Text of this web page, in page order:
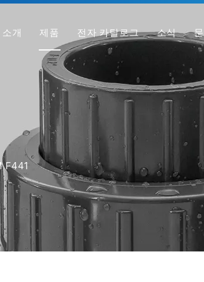
개
회사 프로필
우리가 다른 이유
샘플 받기
제품
PVC 파이프
PVC 피팅
PVC 밸브
투명 PVC 파이프/피팅/밸브
HT-PVC 파이프/피팅/밸브
PPH 파이프
PPH 피팅
PPH 밸브
전자 카탈로그 소식
F441